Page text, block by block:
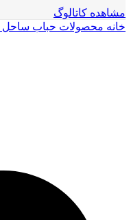
مشاهده کاتالوگ
خانه محصولات حباب ساحل